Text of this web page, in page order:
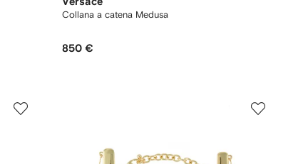
Collana a catena Medusa
850 €